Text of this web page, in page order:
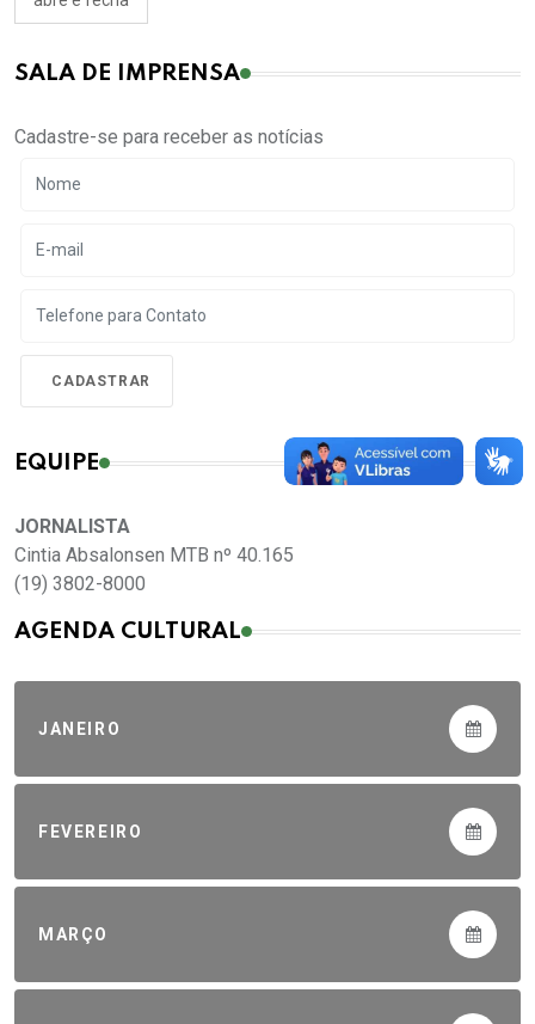
SALA DE IMPRENSA
Cadastre-se para receber as notícias
EQUIPE
JORNALISTA
Cintia Absalonsen MTB nº 40.165
(19) 3802-8000
AGENDA CULTURAL
JANEIRO
FEVEREIRO
MARÇO